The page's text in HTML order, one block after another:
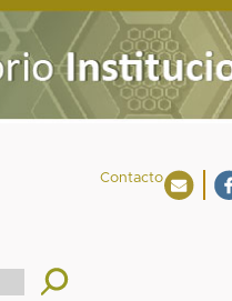
Contacto